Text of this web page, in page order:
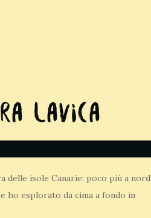
lavica
delle isole Canarie: poco più a nord
ho esplorato da cima a fondo in